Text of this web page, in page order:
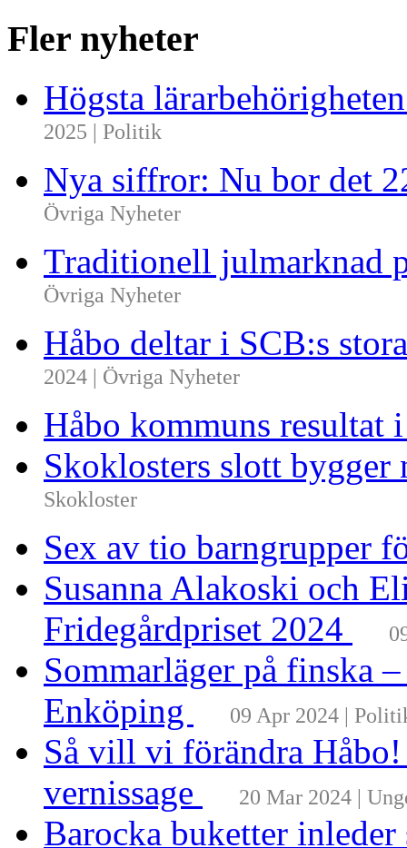
Fler nyheter
Högsta
2025 | Politik
Nya siffror: Nu bor det
Övriga Nyheter
Traditionell julmarknad
Övriga Nyheter
Håbo deltar i SCB:s
2024 | Övriga Nyheter
Håbo kommuns resultat
Skoklosters slott
Skokloster
Sex av tio barngrupper
Susanna Alakoski och
Fridegårdpriset 2024
Sommarläger på finska
Enköping
09 Apr 2024 |
Så vill vi förändra
vernissage
20 Mar 2024 |
Barocka buketter